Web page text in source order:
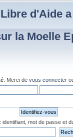
d'Aide
la Moelle
. Merci de vous connecter
identifiant, mot de passe et